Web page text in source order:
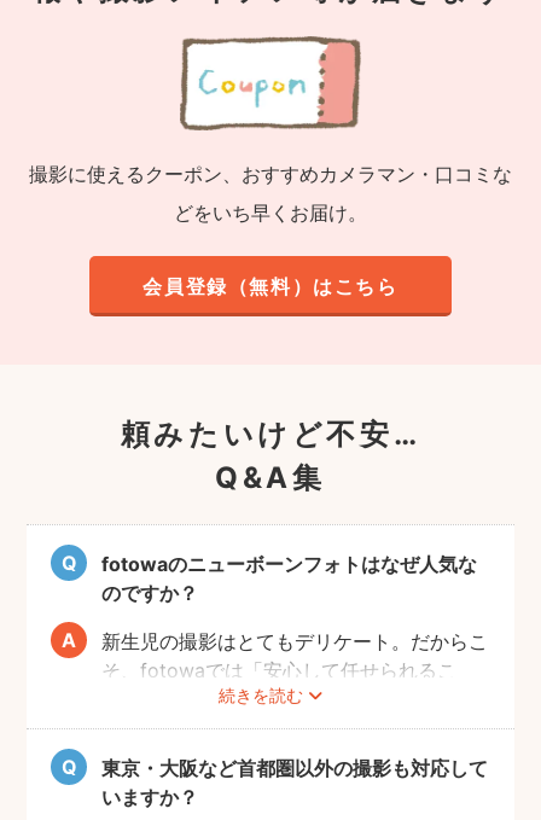
撮影に使えるクーポン、おすすめカメラマン・口コミな
どをいち早くお届け。
会員登録（無料）はこちら
頼みたいけど不安…
Q&A集
fotowaのニューボーンフォトはなぜ人気な
のですか？
続きを読む
新生児の撮影はとてもデリケート。だからこ
そ、fotowaでは「安心して任せられるこ
と」を何より大切にしています。
・小児科医による「新生児に関する基礎知識
講義」の受講と、理解度テストの合格
東京・大阪など首都圏以外の撮影も対応して
いますか？